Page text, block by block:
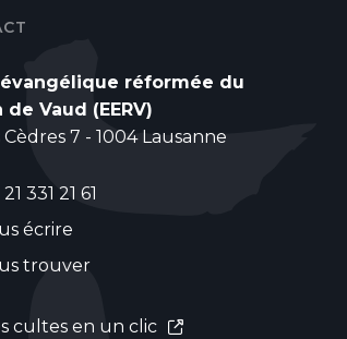
évangélique réformée du
Vaud (EERV)
Cèdres 7 - 1004 Lausanne
331 21 61
écrire
trouver
cultes en un clic